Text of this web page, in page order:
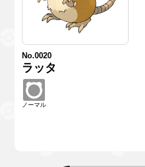
No.0020
ラッタ
ノーマル